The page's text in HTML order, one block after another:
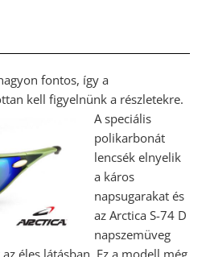
fontos, így a
kell figyelnünk a részletekre.
A speciális
polikarbonát
lencsék elnyelik
a káros
napsugarakat és
az Arctica S-74 D
napszemüveg
éles látásban. Ez a modell még